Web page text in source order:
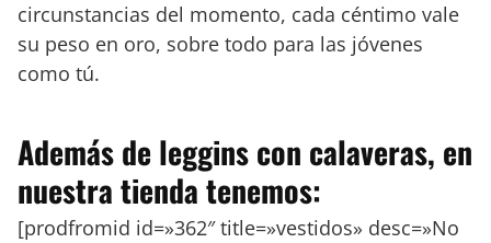
circunstancias del momento, cada céntimo vale
su peso en oro, sobre todo para las jóvenes
como tú.
Además de leggins con calaveras, en
nuestra tienda tenemos:
[prodfromid id=»362″ title=»vestidos» desc=»No